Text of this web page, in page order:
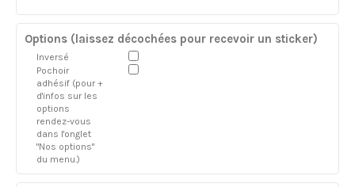
Options (laissez décochées pour recevoir un sticker)
Inversé
Pochoir
adhésif (pour +
d'infos sur les
options
rendez-vous
dans l'onglet
"Nos options"
du menu.)